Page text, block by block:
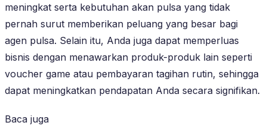
meningkat serta kebutuhan akan pulsa yang tidak
pernah surut memberikan peluang yang besar bagi
agen pulsa. Selain itu, Anda juga dapat memperluas
bisnis dengan menawarkan produk-produk lain seperti
voucher game atau pembayaran tagihan rutin, sehingga
dapat meningkatkan pendapatan Anda secara signifikan.
Baca juga